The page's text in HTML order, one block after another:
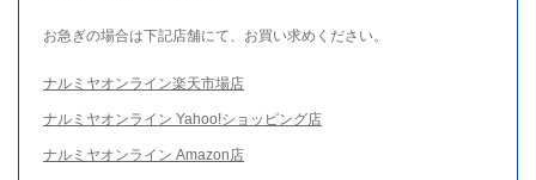
お急ぎの場合は下記店舗にて、お買い求めください。
ナルミヤオンライン楽天市場店
ナルミヤオンライン Yahoo!ショッピング店
ナルミヤオンライン Amazon店